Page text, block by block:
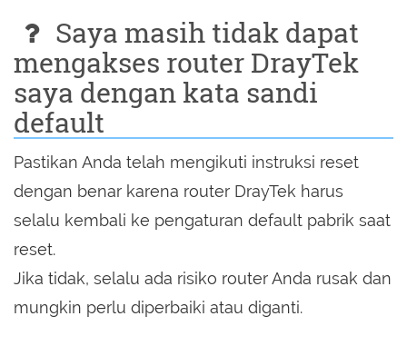
Saya masih tidak dapat
mengakses router DrayTek
saya dengan kata sandi
default
Pastikan Anda telah mengikuti instruksi reset
dengan benar karena router DrayTek harus
selalu kembali ke pengaturan default pabrik saat
reset.
Jika tidak, selalu ada risiko router Anda rusak dan
mungkin perlu diperbaiki atau diganti.